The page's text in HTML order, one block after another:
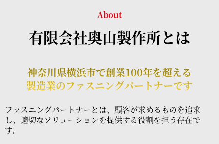
About
有限会社奥山製作所とは
神奈川県横浜市で創業100年を超える
製造業のファスニングパートナーです
ファスニングパートナーとは、顧客が求めるものを追求
し、適切なソリューションを提供する役割を担う存在で
す。